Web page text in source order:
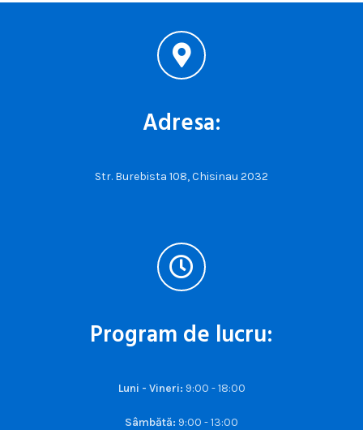
Adresa:
Str. Burebista 108, Chisinau 2032
Program de lucru:
Luni - Vineri: 9:00 - 18:00
Sâmbătă: 9:00 - 13:00